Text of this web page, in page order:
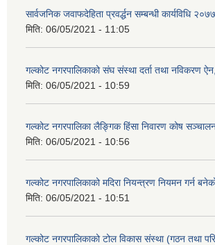
सार्वजनिक जवाफदेहिता प्रवर्द्धन सम्बन्धी कार्यविधि २०७७
मिति: 06/05/2021 - 11:05
गल्कोट नगरपालिकाको संघ संस्था दर्ता तथा नविकरण
मिति: 06/05/2021 - 10:59
गल्कोट नगरपालिका लैङ्गिक हिंसा निवारण कोष
मिति: 06/05/2021 - 10:56
गल्कोट नगरपालिकाको मदिरा नियन्त्रण नियमन गर्न
मिति: 06/05/2021 - 10:51
गल्कोट नगरपालिकाको टोल विकास संस्था (गठन तथा